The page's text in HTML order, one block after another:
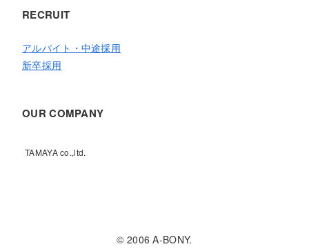
RECRUIT
アルバイト・中途採用
新卒採用
OUR COMPANY
TAMAYA co.,ltd.
© 2006 A-BONY.